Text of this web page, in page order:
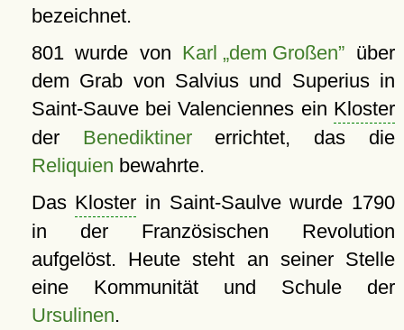
bezeichnet.
801 wurde von Karl „dem Großen” über
dem Grab von Salvius und Superius in
Saint-Sauve bei Valenciennes ein Kloster
der Benediktinererrichtet, das die
Reliquien bewahrte.
Das Kloster in Saint-Saulve wurde 1790
in der Französischen Revolution
aufgelöst. Heute steht an seiner Stelle
eine Kommunität und Schule der
Ursulinen.